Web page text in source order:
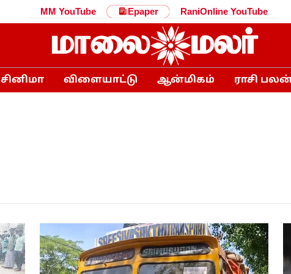
MM YouTube Epaper RaniOnline YouTube
சினிமா விளையாட்டு ஆன்மிகம் ராசி